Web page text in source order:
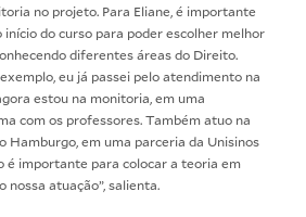
no projeto. Para Eliane, é importante
do curso para poder escolher melhor
diferentes áreas do Direito.
eu já passei pelo atendimento na
estou na monitoria, em uma
com os professores. Também atuo na
Hamburgo, em uma parceria da Unisinos
é importante para colocar a teoria em
atuação”, salienta.